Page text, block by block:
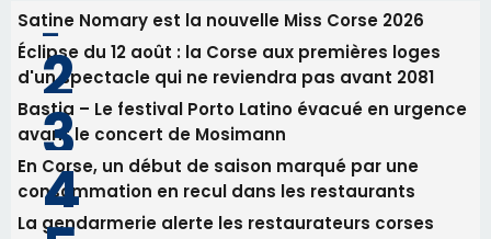
31/07/2026 08:22
82ème anniversaire de la disparition du
Commandant Antoine de Saint Exupery
Les plus lus
Satine Nomary est la nouvelle Miss Corse 2026